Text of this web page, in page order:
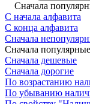
Сначала
С начала алфавита
С конца алфавита
Сначала
Сначала популярные
Сначала дешевые
Сначала дорогие
По возрастанию
По убыванию